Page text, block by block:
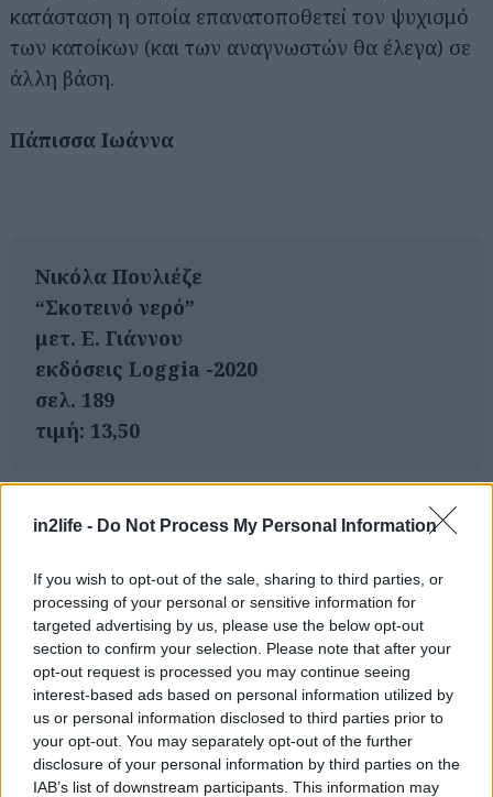
in2life - Do Not Process My Personal Information
If you wish to opt-out of the sale, sharing to third parties, or
processing of your personal or sensitive information for
targeted advertising by us, please use the below opt-out
section to confirm your selection. Please note that after your
opt-out request is processed you may continue seeing
interest-based ads based on personal information utilized by
us or personal information disclosed to third parties prior to
your opt-out. You may separately opt-out of the further
disclosure of your personal information by third parties on the
IAB’s list of downstream participants. This information may
κατάσταση η οποία επανατοποθετεί τον ψυχισμό
των κατοίκων (και των αναγνωστών θα έλεγα) σε
άλλη βάση.
Πάπισσα Ιωάννα
Νικόλα Πουλιέζε
“Σκοτεινό νερό”
μετ. Ε. Γιάννου
εκδόσεις Loggia -2020
σελ. 189
τιμή: 13,50
για...